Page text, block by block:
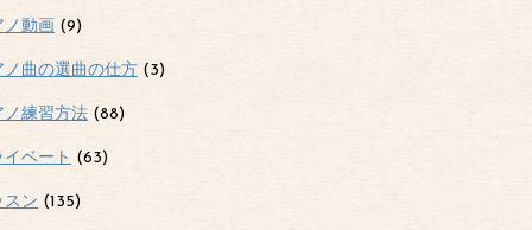
ノ動画 (9)
ノ曲の選曲の仕方 (3)
ノ練習方法 (88)
イベート (63)
スン (135)